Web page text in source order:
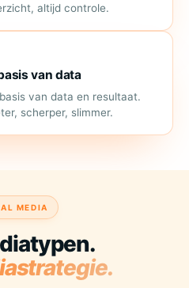
altijd controle.
van data
van data en resultaat.
scherper, slimmer.
MEDIA